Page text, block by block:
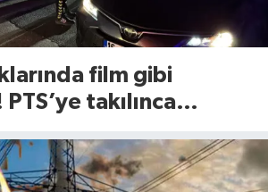
film gibi
takılınca